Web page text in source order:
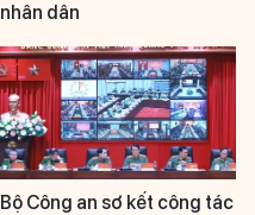
nhân dân
Bộ Công an sơ kết công tác